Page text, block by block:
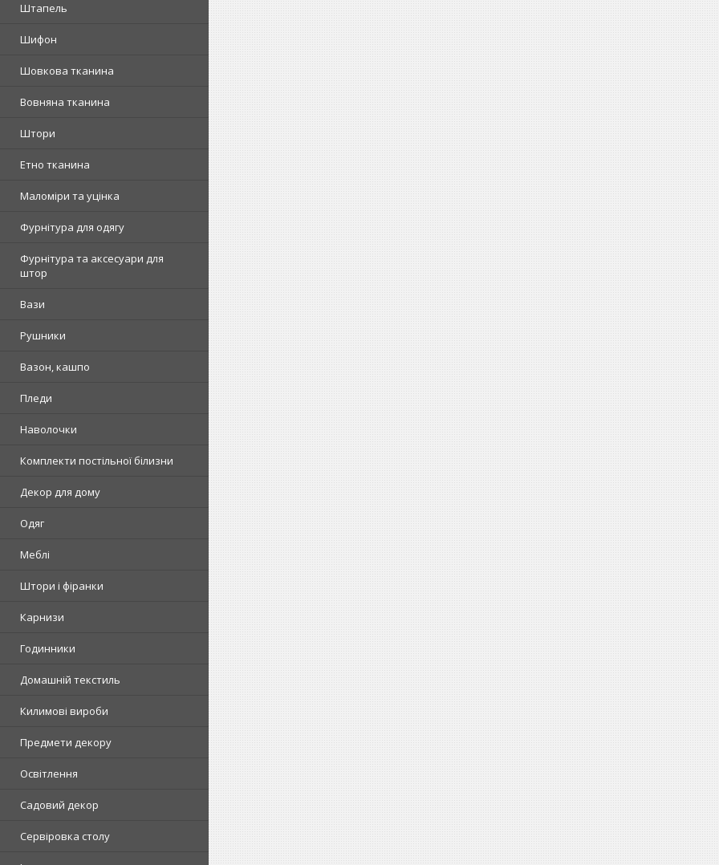
Штапель
Шифон
Шовкова тканина
Вовняна тканина
Штори
Етно тканина
Маломіри та уцінка
Фурнітура для одягу
Фурнітура та аксесуари для
штор
Вази
Рушники
Вазон, кашпо
Пледи
Наволочки
Комплекти постільної білизни
Декор для дому
Одяг
Меблі
Штори і фіранки
Карнизи
Годинники
Домашній текстиль
Килимові вироби
Предмети декору
Освітлення
Садовий декор
Сервіровка столу